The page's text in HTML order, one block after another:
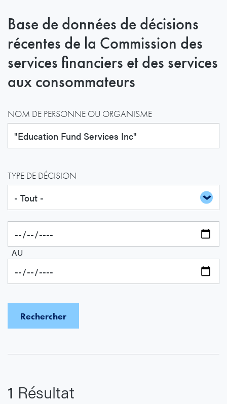
Base de données de décisions
récentes de la Commission des
services financiers et des services
aux consommateurs
NOM DE PERSONNE OU ORGANISME
TYPE DE DÉCISION
AU
1 Résultat